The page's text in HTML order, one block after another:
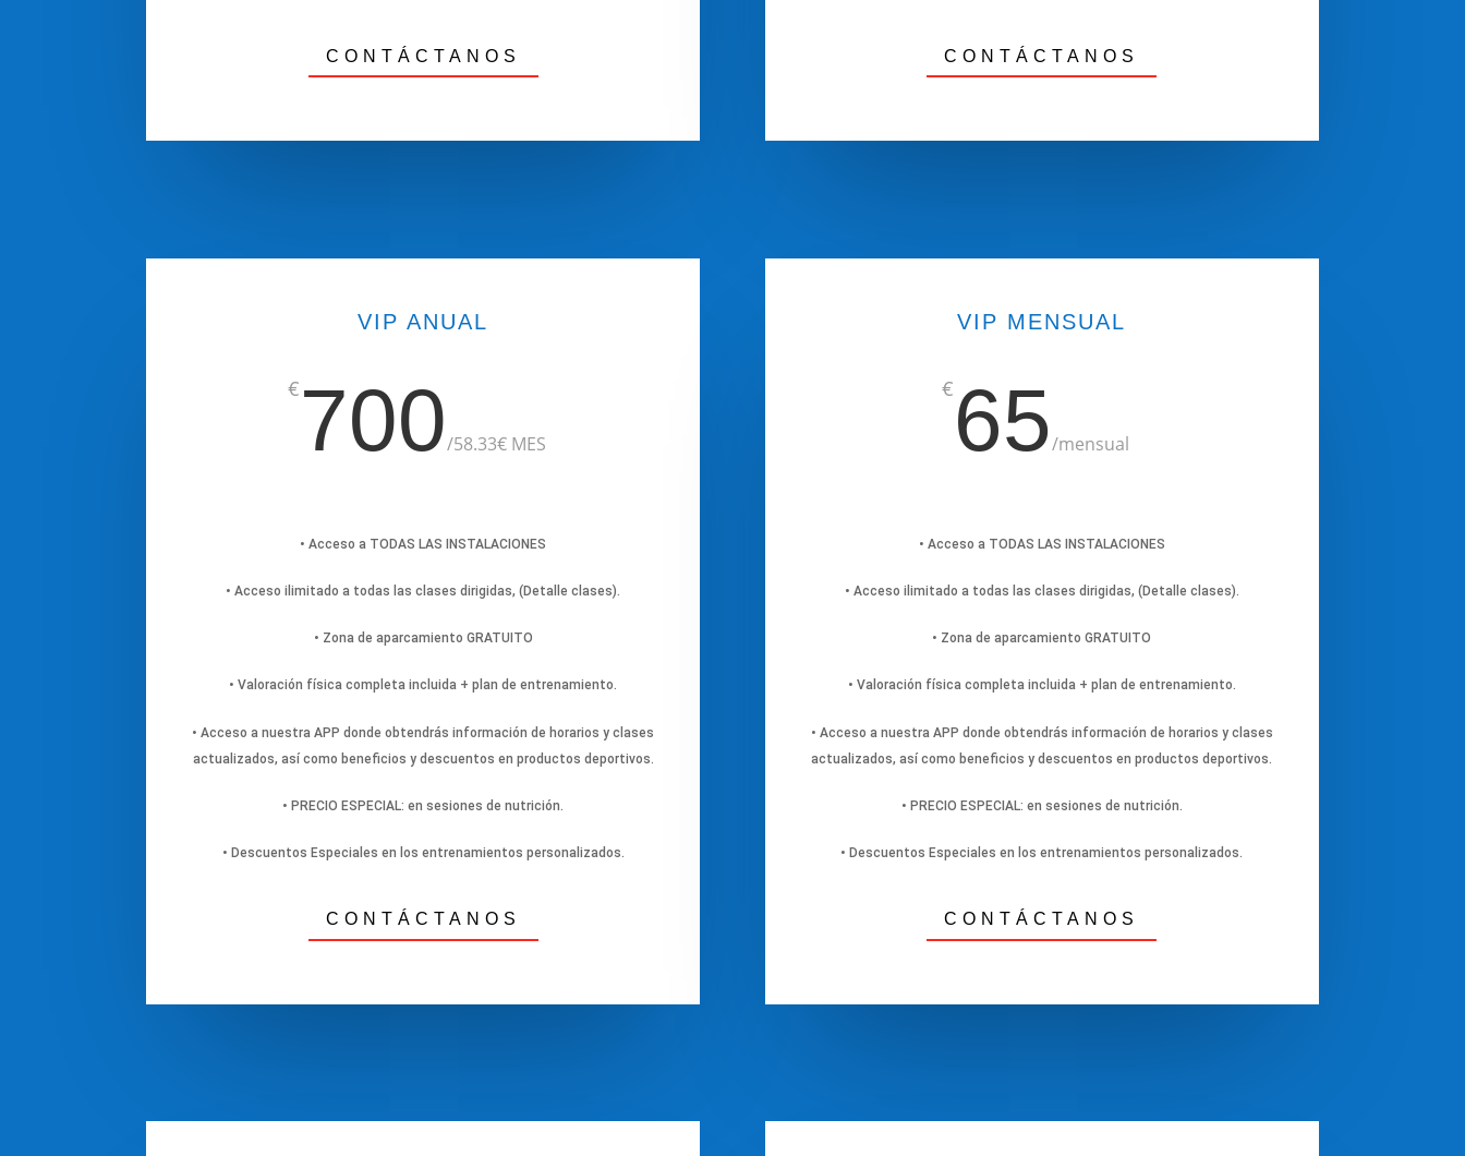
CONTÁCTANOS CONTÁCTANOS
VIP ANUAL
€ 700/58.33€ MES
• Acceso a TODAS LAS INSTALACIONES
• Acceso ilimitado a todas las clases dirigidas, (Detalle clases).
• Zona de aparcamiento GRATUITO
• Valoración física completa incluida + plan de entrenamiento.
• Acceso a nuestra APP donde obtendrás información de horarios y clases
actualizados, así como beneficios y descuentos en productos deportivos.
• PRECIO ESPECIAL: en sesiones de nutrición.
• Descuentos Especiales en los entrenamientos personalizados.
CONTÁCTANOS
VIP MENSUAL
€ 65/mensual
• Acceso a TODAS LAS INSTALACIONES
• Acceso ilimitado a todas las clases dirigidas, (Detalle clases).
• Zona de aparcamiento GRATUITO
• Valoración física completa incluida + plan de entrenamiento.
• Acceso a nuestra APP donde obtendrás información de horarios y clases
actualizados, así como beneficios y descuentos en productos deportivos.
• PRECIO ESPECIAL: en sesiones de nutrición.
• Descuentos Especiales en los entrenamientos personalizados.
CONTÁCTANOS